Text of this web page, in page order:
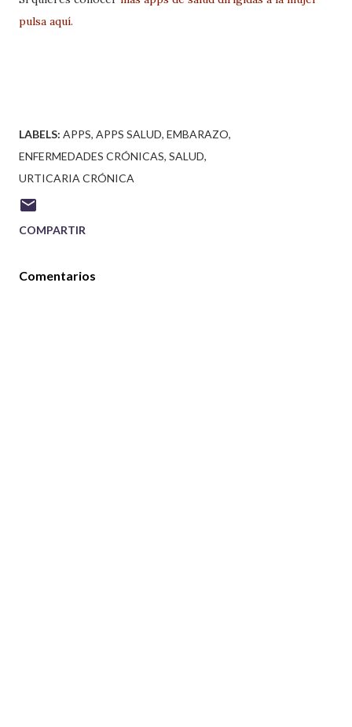
pulsa aquí.
LABELS: APPS APPS SALUD EMBARAZO
ENFERMEDADES CRÓNICAS SALUD
URTICARIA CRÓNICA
COMPARTIR
Comentarios